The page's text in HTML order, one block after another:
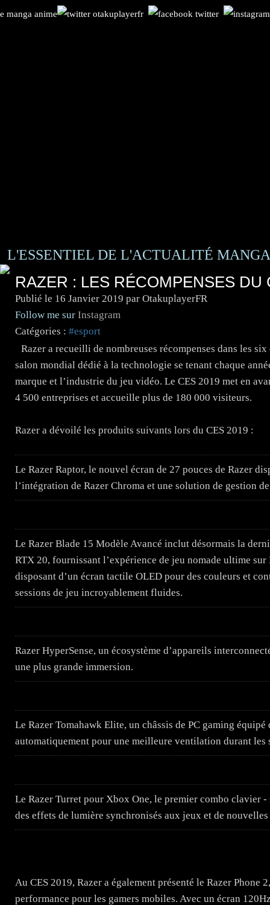
L'ESSENTIEL DE L'ACTUALITÉ
RAZER : LES RÉCOMPENSES DU
Publié le 16 Janvier 2019 par OtakuplayerFR
Follow me sur Instagram
Catégories : #esport
Razer a recueilli de nombreuses récompenses dans les
salon mondial dédié à la technologie se tenant chaque
marque et l’industrie du jeu vidéo. Le CES 2019 met en
4 500 entreprises et accueille plus de 180 000 visiteurs.
Razer a dévoilé les produits suivants lors du CES 2019 :
Le Razer Raptor, le nouvel écran de 27 pouces de Razer
l’intégration de Razer Chroma et une solution de gestion
Le Razer Blade 15 Modèle Avancé inclut désormais la
RTX 20, fournissant l’expérience de jeu nomade ultime
disposant d’un écran tactile OLED pour des couleurs et
sessions de jeu incroyablement fluides.
Razer HyperSense, un écosystème d’appareils
une plus grande immersion.
Le Razer Tomahawk Elite, un châssis de PC gaming
automatiquement pour une meilleure ventilation durant les
Le Razer Turret pour Xbox One, le premier combo clavier
des effets de lumière synchronisés aux jeux et de
Au CES 2019, Razer a également présenté le Razer
performance pour les gamers mobiles. Avec un écran